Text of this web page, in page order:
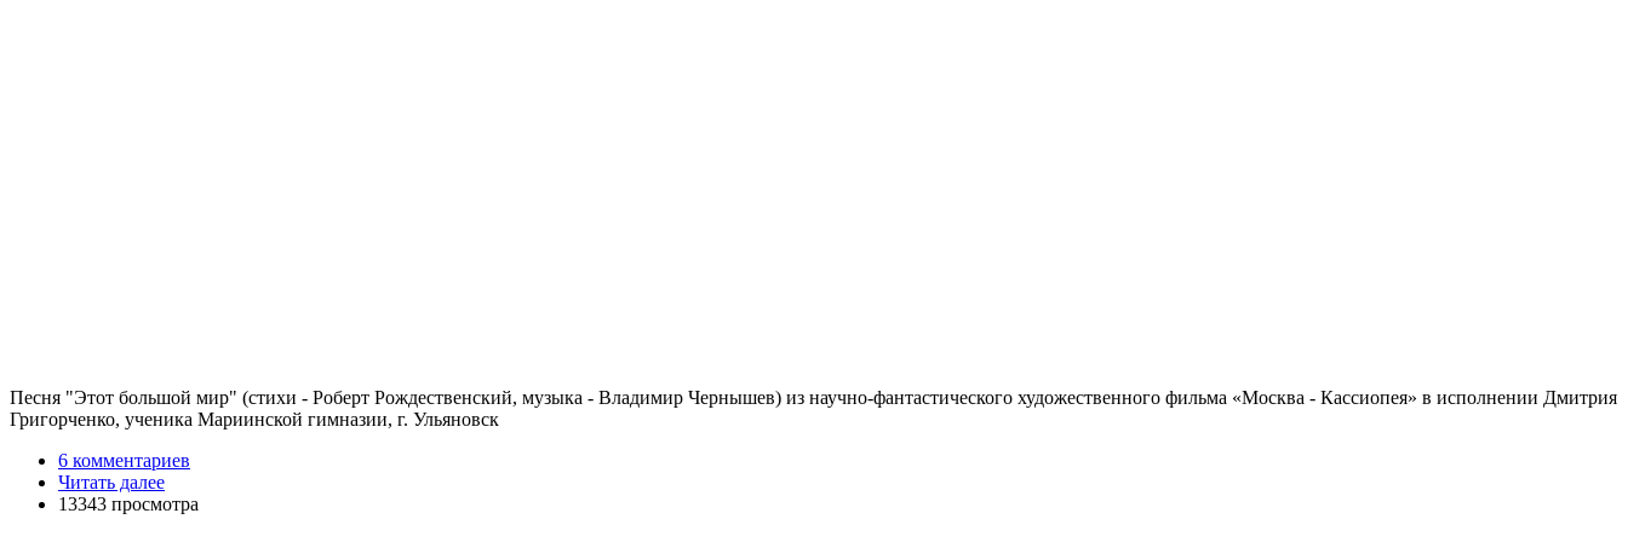
Песня "Этот большой мир" (стихи - Роберт Рождественский, музыка - Владимир Чернышев) из научно-фантастического художественного фильма «Москва - Кассиопея» в исполнении Дмитрия
Григорченко, ученика Мариинской гимназии, г. Ульяновск
6 комментариев
Читать далее
13343 просмотра